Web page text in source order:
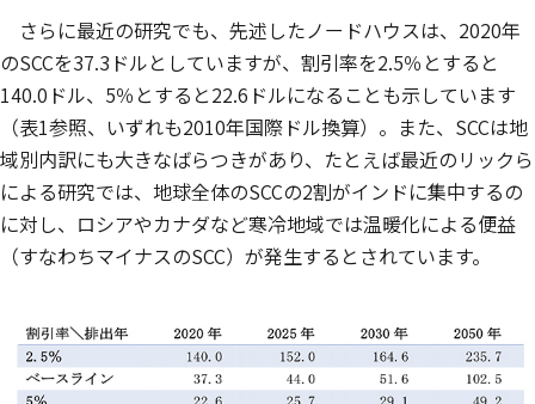
さらに最近の研究でも、先述したノードハウスは、2020年
のSCCを37.3ドルとしていますが、割引率を2.5％とすると
140.0ドル、5％とすると22.6ドルになることも示しています
（表1参照、いずれも2010年国際ドル換算）。また、SCCは地
域別内訳にも大きなばらつきがあり、たとえば最近のリックら
による研究では、地球全体のSCCの2割がインドに集中するの
に対し、ロシアやカナダなど寒冷地域では温暖化による便益
（すなわちマイナスのSCC）が発生するとされています。